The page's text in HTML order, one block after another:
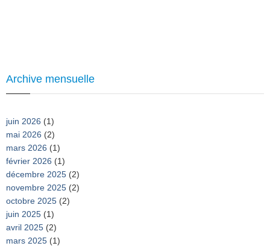
Archive mensuelle
juin 2026 (1)
mai 2026 (2)
mars 2026 (1)
février 2026 (1)
décembre 2025 (2)
novembre 2025 (2)
octobre 2025 (2)
juin 2025 (1)
avril 2025 (2)
mars 2025 (1)